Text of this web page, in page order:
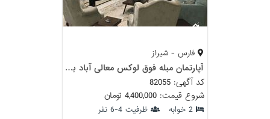
فارس - شیراز
آپارتمان مبله فوق لوکس معالی آباد با سونا و جکوزی
کد آگهی: 82055
شروع قیمت: 4,400,000 تومان
2 خوابه ظرفیت 4-6 نفر